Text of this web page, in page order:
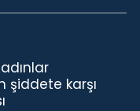
şiddete karşı